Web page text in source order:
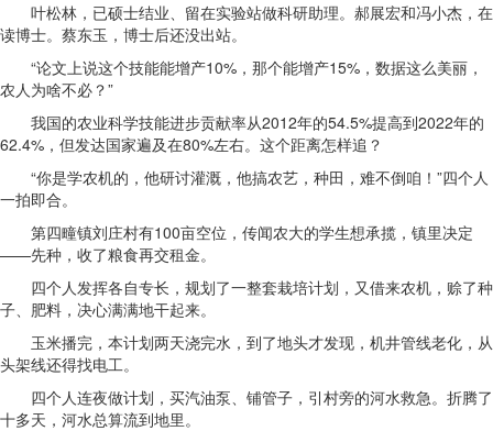
叶松林，已硕士结业、留在实验站做科研助理。郝展宏和冯小杰，在
读博士。蔡东玉，博士后还没出站。
“论文上说这个技能能增产10%，那个能增产15%，数据这么美丽，
农人为啥不必？”
我国的农业科学技能进步贡献率从2012年的54.5%提高到2022年的
62.4%，但发达国家遍及在80%左右。这个距离怎样追？
“你是学农机的，他研讨灌溉，他搞农艺，种田，难不倒咱！”四个人
一拍即合。
第四疃镇刘庄村有100亩空位，传闻农大的学生想承揽，镇里决定
——先种，收了粮食再交租金。
四个人发挥各自专长，规划了一整套栽培计划，又借来农机，赊了种
子、肥料，决心满满地干起来。
玉米播完，本计划两天浇完水，到了地头才发现，机井管线老化，从
头架线还得找电工。
四个人连夜做计划，买汽油泵、铺管子，引村旁的河水救急。折腾了
十多天，河水总算流到地里。